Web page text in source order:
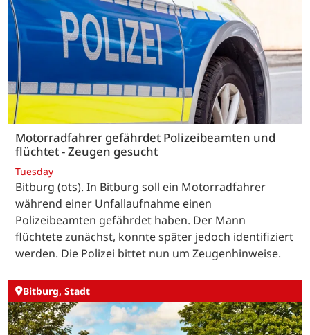
Motorradfahrer gefährdet Polizeibeamten und
flüchtet - Zeugen gesucht
Tuesday
Bitburg (ots). In Bitburg soll ein Motorradfahrer
während einer Unfallaufnahme einen
Polizeibeamten gefährdet haben. Der Mann
flüchtete zunächst, konnte später jedoch identifiziert
werden. Die Polizei bittet nun um Zeugenhinweise.
Bitburg, Stadt